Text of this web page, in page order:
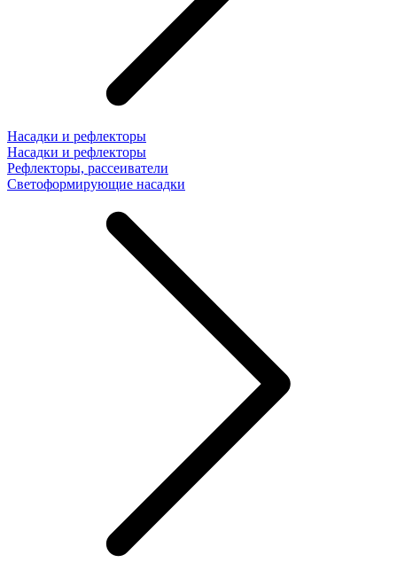
Насадки и рефлекторы
Насадки и рефлекторы
Рефлекторы, рассеиватели
Светоформирующие насадки